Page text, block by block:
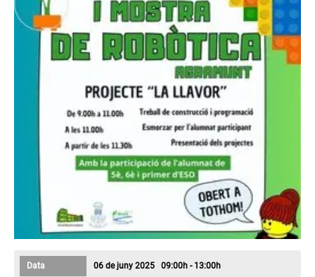
Data 06 de juny 2025 09:00h - 13:00h